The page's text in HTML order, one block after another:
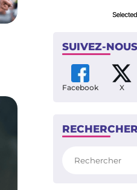
SUIVEZ-NOUS
Facebook X
RECHERCHER